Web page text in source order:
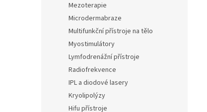
Mezoterapie
Microdermabraze
Multifunkční přístroje na tělo
Myostimulátory
Lymfodrenážní přístroje
Radiofrekvence
IPL a diodové lasery
Kryolipolýzy
Hifu přístroje